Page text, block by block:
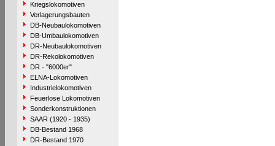
Kriegslokomotiven
Verlagerungsbauten
DB-Neubaulokomotiven
DB-Umbaulokomotiven
DR-Neubaulokomotiven
DR-Rekolokomotiven
DR - "6000er"
ELNA-Lokomotiven
Industrielokomotiven
Feuerlose Lokomotiven
Sonderkonstruktionen
SAAR (1920 - 1935)
DB-Bestand 1968
DR-Bestand 1970